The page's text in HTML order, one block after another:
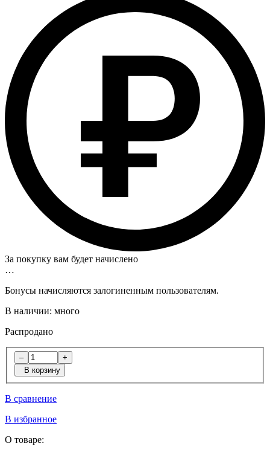
За покупку вам будет начислено
…
Бонусы начисляются залогиненным пользователям.
В наличии: много
Распродано
–
+
В корзину
В сравнение
В избранное
О товаре: